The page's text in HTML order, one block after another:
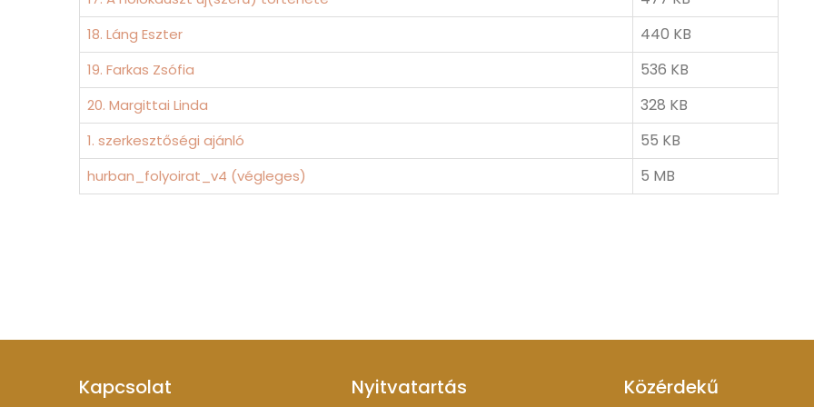
18. Láng Eszter 440 KB
19. Farkas Zsófia 536 KB
20. Margittai Linda 328 KB
1. szerkesztőségi ajánló 55 KB
hurban_folyoirat_v4 (végleges) 5 MB
Kapcsolat Nyitvatartás Közérdekű